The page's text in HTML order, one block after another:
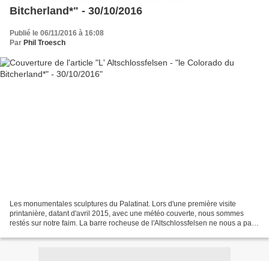
Bitcherland*" - 30/10/2016
Publié le 06/11/2016 à 16:08
Par Phil Troesch
Les monumentales sculptures du Palatinat. Lors d'une première visite
printanière, datant d'avril 2015, avec une météo couverte, nous sommes
restés sur notre faim. La barre rocheuse de l'Altschlossfelsen ne nous a pas